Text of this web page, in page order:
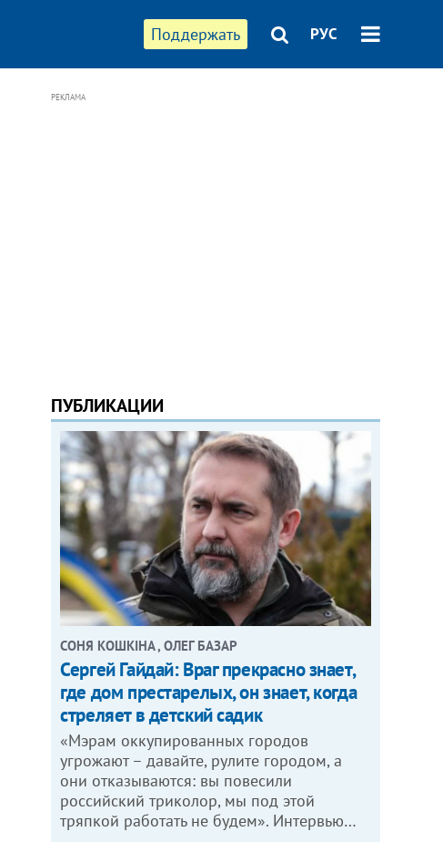
Поддержать РУС
РЕКЛАМА
ПУБЛИКАЦИИ
СОНЯ КОШКІНА , ОЛЕГ БАЗАР
Сергей Гайдай: Враг прекрасно знает,
где дом престарелых, он знает, когда
стреляет в детский садик
«Мэрам оккупированных городов
угрожают – давайте, рулите городом, а
они отказываются: вы повесили
российский триколор, мы под этой
тряпкой работать не будем». Интервью…